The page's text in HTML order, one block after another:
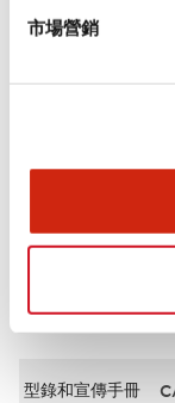
市場營銷
環境規範
安裝和安裝規範
文件和檔案
型錄和宣傳手冊